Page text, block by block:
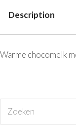
Description
Description
Warme chocomelk